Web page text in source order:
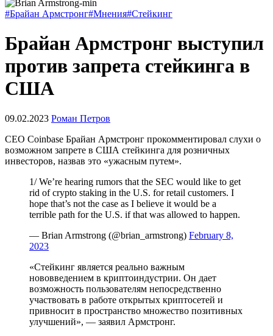
#Брайан Армстронг#Мнения#Стейкинг
Брайан Армстронг выступил
против запрета стейкинга в
США
09.02.2023 Роман Петров
CEO Coinbase Брайан Армстронг прокомментировал слухи о
возможном запрете в США стейкинга для розничных
инвесторов, назвав это «ужасным путем».
1/ We’re hearing rumors that the SEC would like to get
rid of crypto staking in the U.S. for retail customers. I
hope that’s not the case as I believe it would be a
terrible path for the U.S. if that was allowed to happen.
— Brian Armstrong (@brian_armstrong) February 8,
2023
«Стейкинг является реально важным
нововведением в криптоиндустрии. Он дает
возможность пользователям непосредственно
участвовать в работе открытых криптосетей и
привносит в пространство множество позитивных
улучшений», — заявил Армстронг.